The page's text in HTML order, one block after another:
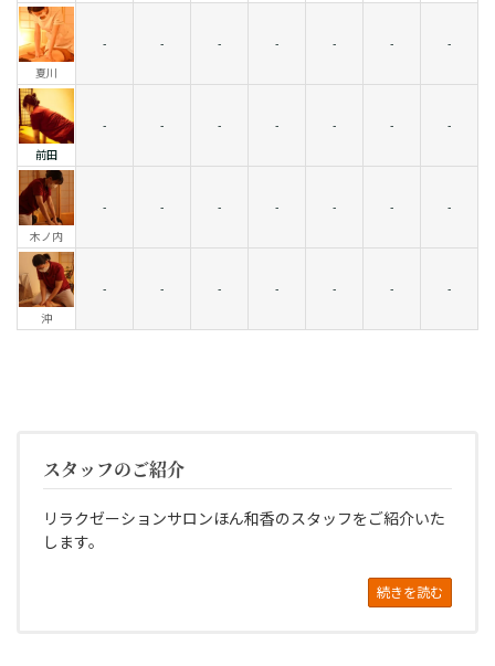
夏川
- - - - - - -
前田
- - - - - - -
木ノ内
- - - - - - -
沖
- - - - - - -
スタッフのご紹介
リラクゼーションサロンほん和香のスタッフをご紹介いた
します。
続きを読む